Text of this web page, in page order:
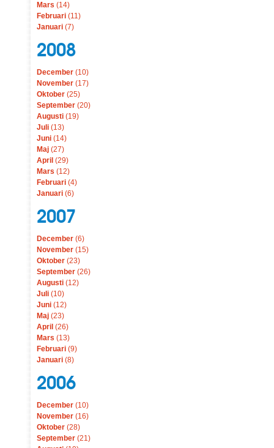
Mars (14)
Februari (11)
Januari (7)
2008
December (10)
November (17)
Oktober (25)
September (20)
Augusti (19)
Juli (13)
Juni (14)
Maj (27)
April (29)
Mars (12)
Februari (4)
Januari (6)
2007
December (6)
November (15)
Oktober (23)
September (26)
Augusti (12)
Juli (10)
Juni (12)
Maj (23)
April (26)
Mars (13)
Februari (9)
Januari (8)
2006
December (10)
November (16)
Oktober (28)
September (21)